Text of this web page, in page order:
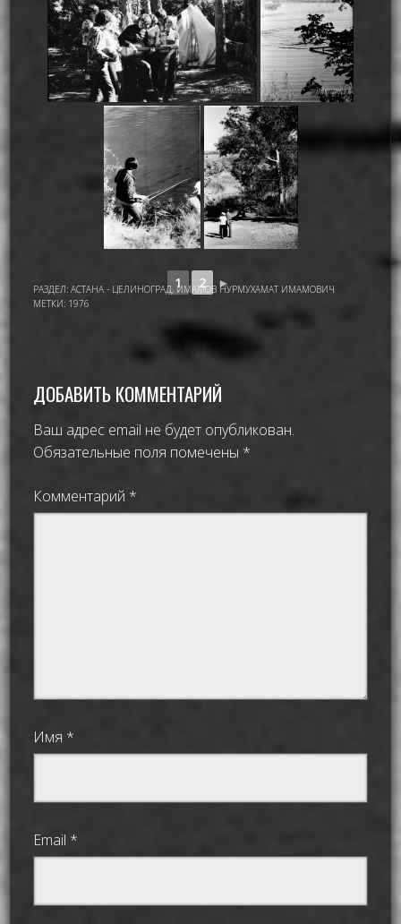
1 2 ►
РАЗДЕЛ:АСТАНА - ЦЕЛИНОГРАД, ИМАМОВ НУРМУХАМАТ ИМАМОВИЧ
МЕТКИ: 1976
ДОБАВИТЬ КОММЕНТАРИЙ
Ваш адрес email не будет опубликован.
Обязательные поля помечены *
Комментарий *
Имя *
Email *